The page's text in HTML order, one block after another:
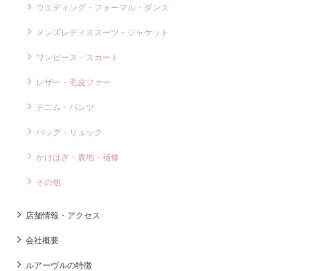
ウエディング・フォーマル・ダンス
メンズレディススーツ・ジャケット
ワンピース・スカート
レザー・毛皮ファー
デニム・パンツ
バッグ・リュック
かけはぎ・裏地・補修
その他
店舗情報・アクセス
会社概要
ルアーヴルの特徴